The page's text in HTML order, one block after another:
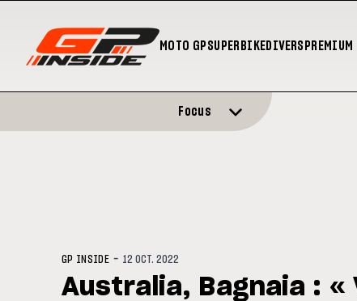
MOTO GPSUPERBIKEDIVERS PREMIUM
Focus
GP INSIDE - 12 OCT. 2022
Australia, Bagnaia :